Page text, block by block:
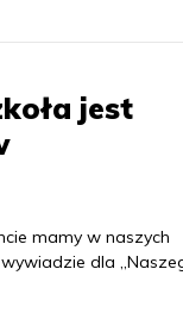
jest
mamy w naszych
dla